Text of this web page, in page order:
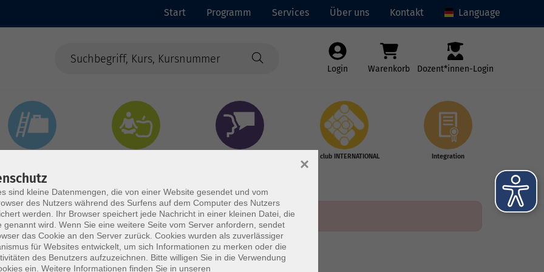
Start Programm Services Über uns Kontakt Language
Login Warenkorb Dozent*innen-Login
vhs club INTERNATIONAL Integration
sind kleine Datenmengen, die von einer Website gesendet und vom
des Nutzers während des Surfens auf dem Computer des Nutzers
werden. Ihr Browser speichert jede Nachricht in einer kleinen Datei, die
genannt wird. Wenn Sie eine weitere Seite vom Server anfordern, sendet
das Cookie an den Server zurück. Cookies wurden als zuverlässiger
für Websites entwickelt, um sich Informationen zu merken oder die
des Benutzers aufzuzeichnen. Bitte willigen Sie in die Verwendung
ein. Weitere Informationen finden Sie in unseren
×